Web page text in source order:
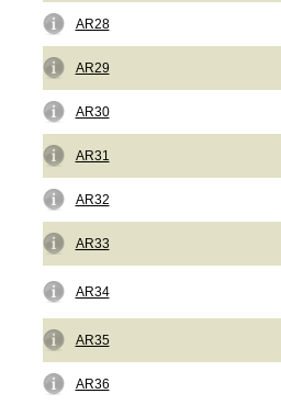
AR28
AR29
AR30
AR31
AR32
AR33
AR34
AR35
AR36